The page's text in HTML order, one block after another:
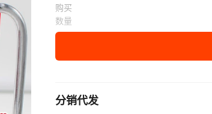
购买
数量
分销代发